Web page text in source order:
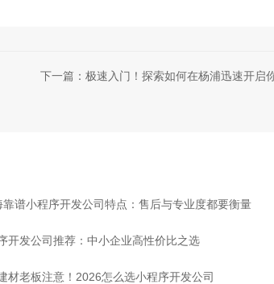
下一篇：极速入门！探索如何在杨浦迅速开启
靠谱小程序开发公司特点：售后与专业度都要衡量
开发公司推荐：中小企业高性价比之选
材老板注意！2026怎么选小程序开发公司